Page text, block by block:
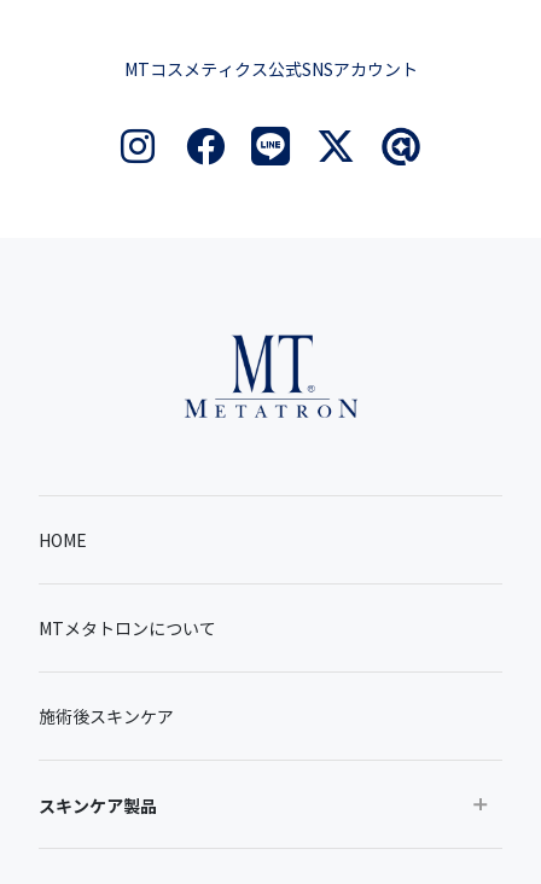
MTコスメティクス公式SNSアカウント
HOME
MTメタトロンについて
施術後スキンケア
スキンケア製品